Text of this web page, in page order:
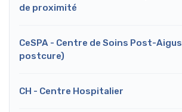
de proximité
CeSPA - Centre de Soins Post-
postcure)
CH - Centre Hospitalier